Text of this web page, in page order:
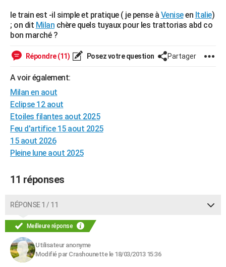
Forum
Aménagement intérieur
Extérieur
Cuisine
Salle de bains
Jardinage
Rangement
WEEK-END
LIFESTYLE
Alimentation
Guide de la santé
Maladies
Médicaments
Sommeil
VOYAGE
Destinations
City break
Voyage nature
Voyage de noces
Forum
Climat
+PHOTO
GUIDES D'ACHAT
BONS PLANS
COPAINS D'AVANT
S'inscrire
Se connecter
Lycées
Collèges
Primaires
Universités
Entreprises
Service militaire
Avis de recherche
AVIS DE DÉCÈS
le train est -il simple et pratique ( je pense à Veniseen Italie)
; on dit Milan chère quels tuyaux pour les trattorias abd co
bon marché ?
Répondre (11) Posez votre question Partager
A voir également:
Milan en aout
Eclipse 12 aout
Etoiles filantes aout 2025
Feu d'artifice 15 aout 2025
15 aout 2026
Pleine lune aout 2025
11 réponses
RÉPONSE 1 / 11
Meilleure réponse
Utilisateur anonyme
Modifié par Crashounette le 18/03/2013 15:36